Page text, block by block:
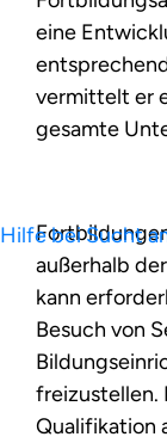
eine
vermittelt er
gesamte
außerhalb
kann
Besuch von
freizustellen.
Qualifikation
Hilfe bei Sucht